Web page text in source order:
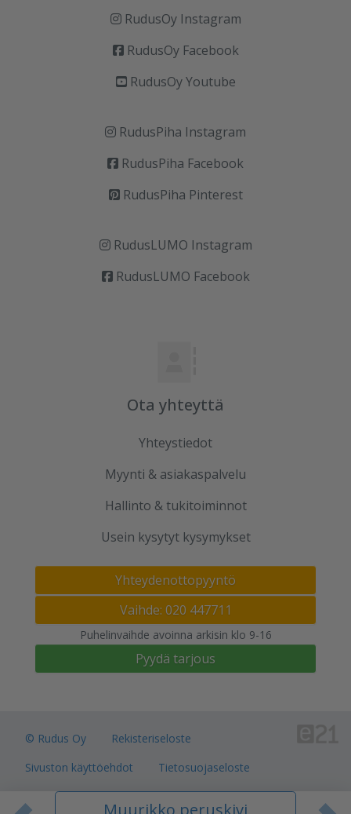
Muurikko peruskivi
RudusOy Instagram
RudusOy Facebook
RudusOy Youtube
RudusPiha Instagram
RudusPiha Facebook
RudusPiha Pinterest
RudusLUMO Instagram
RudusLUMO Facebook
Ota yhteyttä
Yhteystiedot
Myynti & asiakaspalvelu
Hallinto & tukitoiminnot
Usein kysytyt kysymykset
Yhteydenottopyyntö
Vaihde: 020 447711
Puhelinvaihde avoinna arkisin klo 9-16
Pyydä tarjous
© Rudus Oy
Rekisteriseloste
Sivuston käyttöehdot
Tietosuojaseloste
Verkkokauppojen toimitusalueet